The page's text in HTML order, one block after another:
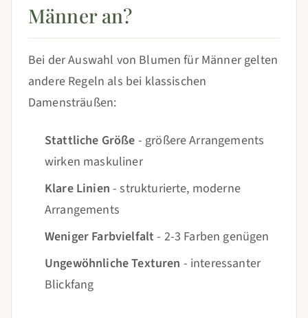
Männer an?
Bei der Auswahl von Blumen für Männer gelten
andere Regeln als bei klassischen
Damensträußen:
Stattliche Größe - größere Arrangements
wirken maskuliner
Klare Linien - strukturierte, moderne
Arrangements
Weniger Farbvielfalt - 2-3 Farben genügen
Ungewöhnliche Texturen - interessanter
Blickfang